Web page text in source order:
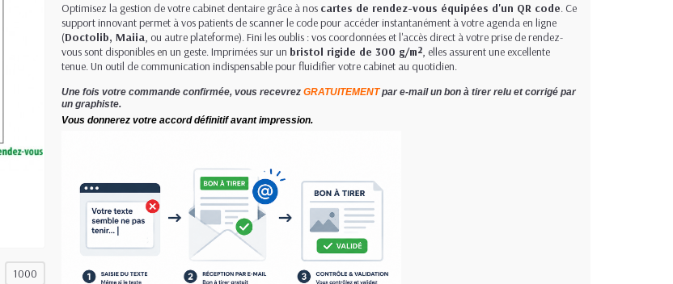
1000
Optimisez la gestion de votre cabinet dentaire grâce à nos cartes de rendez-vous équipées d'un QR code. Ce
support innovant permet à vos patients de scanner le code pour accéder instantanément à votre agenda en ligne
(Doctolib, Maiia, ou autre plateforme). Fini les oublis : vos coordonnées et l'accès direct à votre prise de rendez-
vous sont disponibles en un geste. Imprimées sur un bristol rigide de 300 g/m², elles assurent une excellente
tenue. Un outil de communication indispensable pour fluidifier votre cabinet au quotidien.
Une fois votre commande confirmée, vous recevrez GRATUITEMENT par e-mail un bon à tirer relu et corrigé par
un graphiste.
Vous donnerez votre accord définitif avant impression.